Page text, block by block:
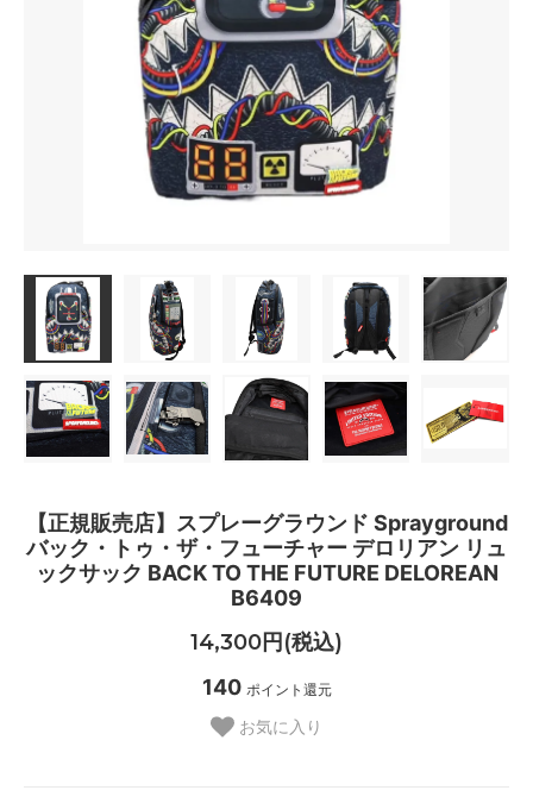
【正規販売店】スプレーグラウンド Sprayground
バック・トゥ・ザ・フューチャー デロリアン リュ
ックサック BACK TO THE FUTURE DELOREAN
B6409
14,300円(税込)
140 ポイント還元
お気に入り